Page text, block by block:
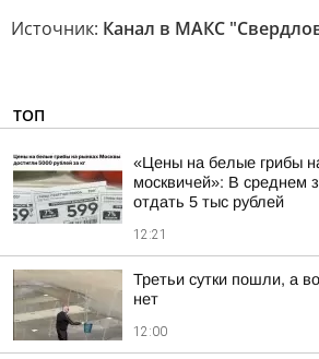
Источник: Канал в МАКС
ТОП
«Цены на белые грибы
москвичей»: В среднем
отдать 5 тыс рублей
12:21
Третьи сутки пошли, а
нет
12:00